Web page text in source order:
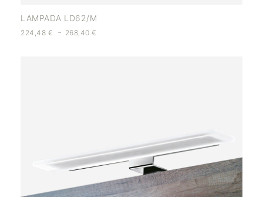
LAMPADA LD62/M
224,48 € - 268,40€